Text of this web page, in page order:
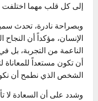
إلى كل قلب مهما اختلفت
وبصراحة نادرة، تحدث
الإنسان، مؤكداً أن
الناعمة من التجربة، بل
أن تكون مستعداً
الشخص الذي نطمح أن
وشدد على أن السعادة لا